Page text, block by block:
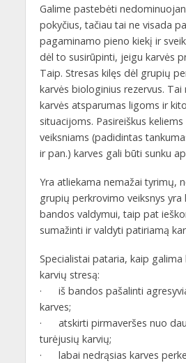
Galime pastebėti
pokyčius, tačiau tai ne visada
pagaminamo pieno kiekį ir
dėl to susirūpinti, jeigu karvės
Taip. Stresas kilęs dėl grupių
karvės biologinius rezervus. Tai
karvės atsparumas ligoms ir
situacijoms. Pasireiškus
veiksniams (padidintas
ir pan.) karves gali būti sunku
Yra atliekama nemažai tyrimų,
grupių perkrovimo veiksnys yra
bandos valdymui, taip pat
sumažinti ir valdyti patiriamą
Specialistai pataria, kaip
karvių stresą:
· iš bandos pašalinti
karves;
· atskirti pirmaveršes nuo
turėjusių karvių;
· labai nedrąsias karves